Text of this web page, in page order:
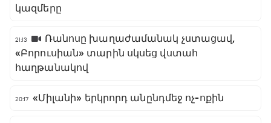
կազմերը
21:13
Ռանոսը խաղաժամանակ չստացավ,
«Բորուսիան» տարին սկսեց վստահ
հաղթանակով
20:17 «Միլանի» երկրորդ անընդմեջ ոչ-ոքին